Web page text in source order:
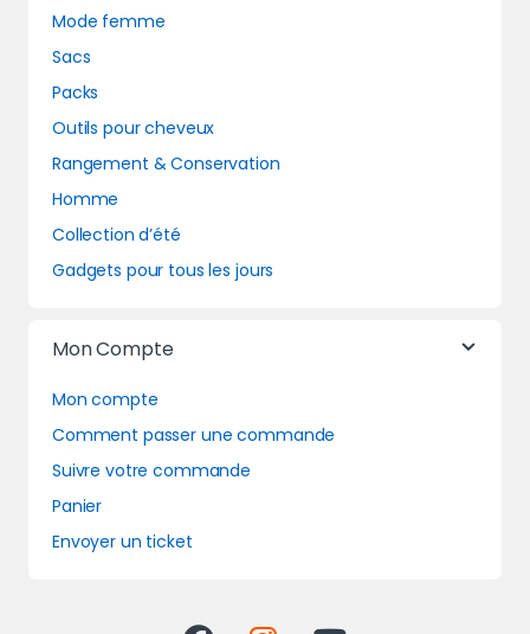
Mode femme
Sacs
Packs
Outils pour cheveux
Rangement & Conservation
Homme
Collection d’été
Gadgets pour tous les jours
Mon Compte
Mon compte
Comment passer une commande
Suivre votre commande
Panier
Envoyer un ticket